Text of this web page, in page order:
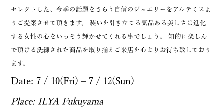
セレクトした、今季の話題をさらう自信のジュエリーをアルテミスよ
りご提案させて頂きます。 装いを引き立てる気品ある美しさは進化
する女性の心をいっそう輝かせてくれる事でしょう。 知的に楽しん
で頂ける洗練された商品を取り揃えご来店を心よりお待ち致しており
ます。
Date: 7 / 10(Fri) – 7 / 12(Sun)
Place: ILYA Fukuyama